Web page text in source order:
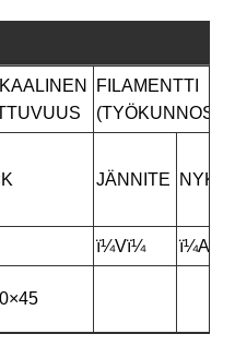
FILAMENTTI
JÄNNITE
ï¼Vï¼ ï¼Aï¼